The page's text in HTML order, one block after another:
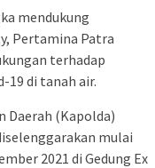
mendukung
Pertamina Patra
terhadap
19 di tanah air.
Daerah (Kapolda)
mulai
2021 di Gedung Ex